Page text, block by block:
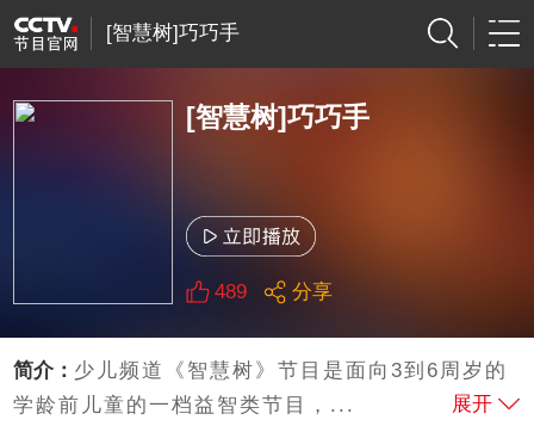
[智慧树]巧巧手
[智慧树]巧巧手
489 分享
简介： 少儿频道《智慧树》节目是面向3到6周岁的
学龄前儿童的一档益智类节目，...
展开